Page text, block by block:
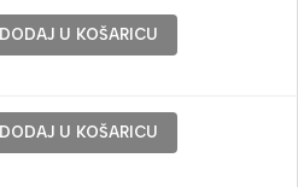
DODAJ U KOŠARICU
DODAJ U KOŠARICU